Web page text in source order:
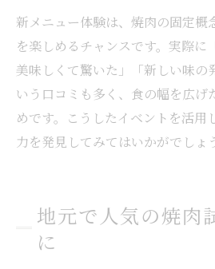
新メニュー体験は、焼肉の固定概
を楽しめるチャンスです。実際に
美味しくて驚いた」「新しい味の
いう口コミも多く、食の幅を広げ
めです。こうしたイベントを活用
力を発見してみてはいかがでしょ
地元で人気の焼肉
に